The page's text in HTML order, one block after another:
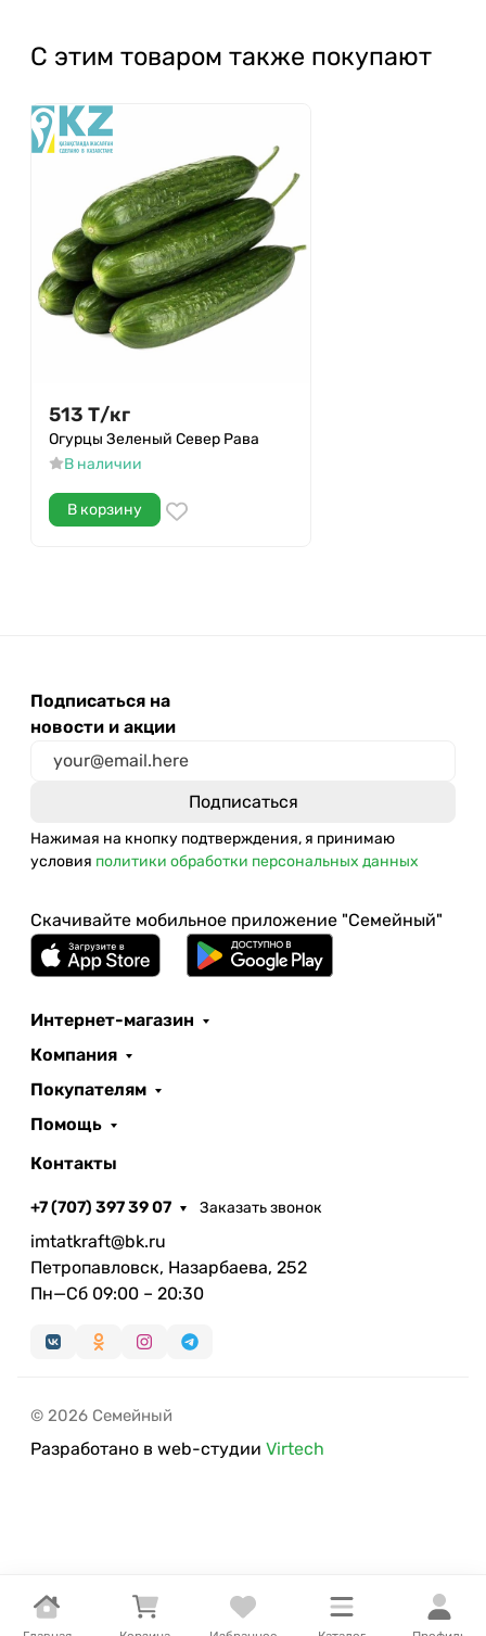
С этим товаром также покупают
513 Т/кг
Огурцы Зеленый Север Рава
В наличии
В корзину
Подписаться на
новости и акции
Нажимая на кнопку подтверждения, я принимаю
условия политики обработки персональных данных
Скачивайте мобильное приложение "Семейный"
Интернет-магазин
Компания
Покупателям
Помощь
Контакты
+7 (707) 397 39 07 Заказать звонок
imtatkraft@bk.ru
Петропавловск, Назарбаева, 252
Пн—Сб 09:00 – 20:30
© 2026 Семейный
Разработано в web-студии Virtech